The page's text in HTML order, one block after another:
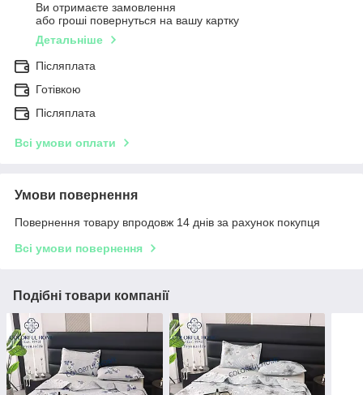
Ви отримаєте замовлення
або гроші повернуться на вашу картку
Детальніше
Післяплата
Готівкою
Післяплата
Всі умови оплати
Умови повернення
Повернення товару впродовж 14 днів за рахунок покупця
Всі умови повернення
Подібні товари компанії